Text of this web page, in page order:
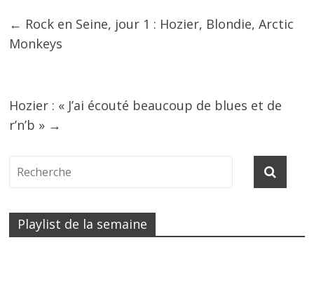
← Rock en Seine, jour 1 : Hozier, Blondie, Arctic
Monkeys
Hozier : « J’ai écouté beaucoup de blues et de
r’n’b » →
Playlist de la semaine